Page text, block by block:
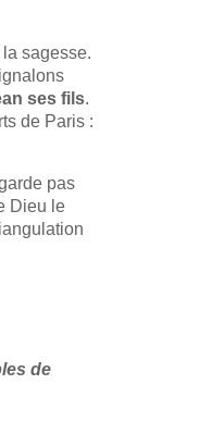
sagesse.
ses fils.
de Paris :
pas
Dieu le
de